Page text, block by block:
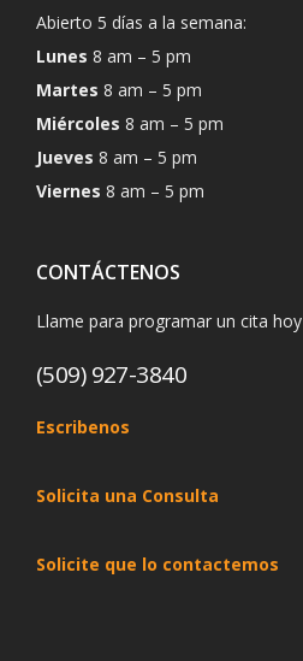
Abierto 5 días a la semana:
Lunes 8 am – 5 pm
Martes 8 am – 5 pm
Miércoles 8 am – 5 pm
Jueves 8 am – 5 pm
Viernes 8 am – 5 pm
CONTÁCTENOS
Llame para programar un cita hoy
(509) 927-3840
Escribenos
Solicita una Consulta
Solicite que lo contactemos